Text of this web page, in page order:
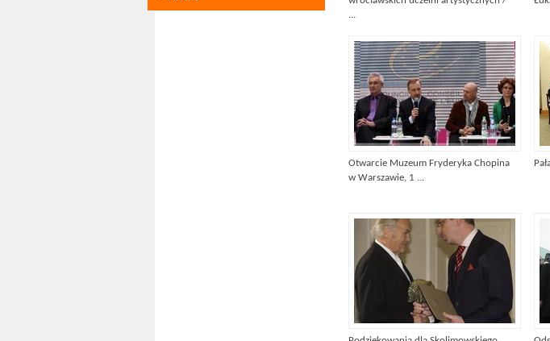
...
Otwarcie Muzeum Fryderyka Chopina
w Warszawie, 1 ...